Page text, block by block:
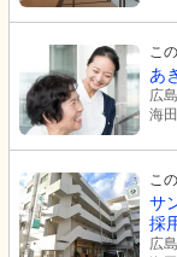
こ
あ
広
海
こ
サ
採
広